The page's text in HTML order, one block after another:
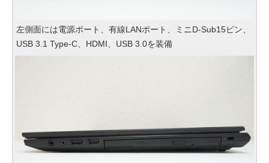
左側面には電源ポート、有線LANポート、ミニD-Sub15ピン、
USB 3.1 Type-C、HDMI、USB 3.0を装備